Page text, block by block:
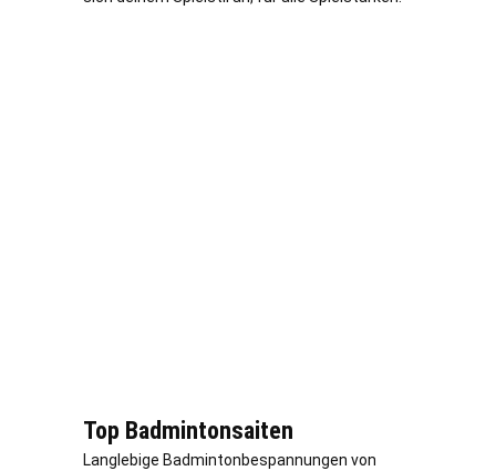
Top Badmintonsaiten
Langlebige Badmintonbespannungen von